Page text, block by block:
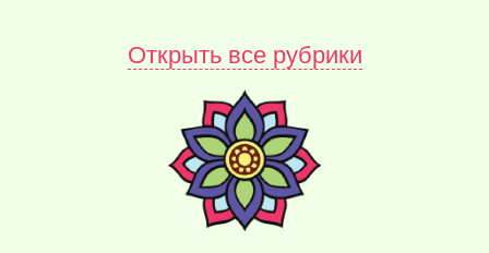
Открыть все рубрики